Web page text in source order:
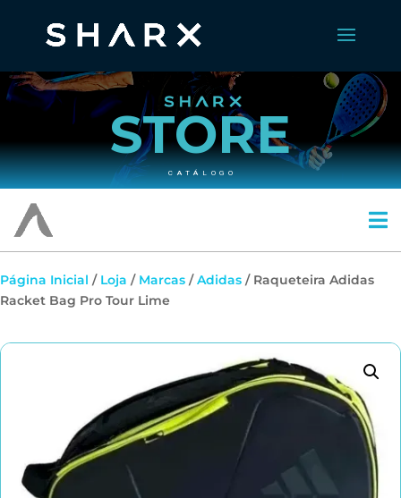
STORE
CATÁLOGO
Página Inicial / Loja / Marcas /Adidas / Raqueteira Adidas
Racket Bag Pro Tour Lime